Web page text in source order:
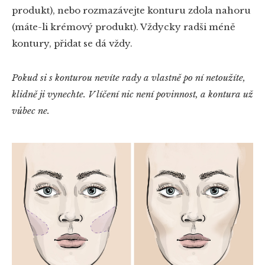
produkt), nebo rozmazávejte konturu zdola nahoru
(máte-li krémový produkt). Vždycky radši méně
kontury, přidat se dá vždy.
Pokud si s konturou nevíte rady a vlastně po ní netoužíte,
klidně ji vynechte. V líčení nic není povinnost, a kontura už
vůbec ne.